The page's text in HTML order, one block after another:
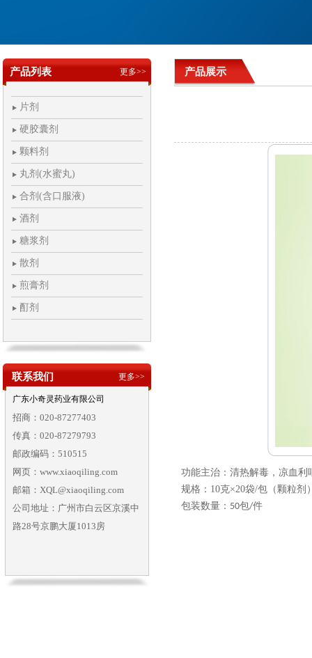
产品列表 更多>>
片剂
硬胶囊剂
颗料剂
丸剂(水蜜丸)
合剂(含口服液)
酒剂
糖浆剂
散剂
煎膏剂
酊剂
联系我们 更多>>
广东小奇灵药业有限公司
招商：020-87277403
传真：020-87279793
邮政编码：510515
网页：www.xiaoqiling.com
邮箱：XQL@xiaoqiling.com
公司地址：广州市白云区京溪中
路28号京鹏大厦1013房
产品展示
功能主治：清热解毒，凉血
规格： 10克×20袋/包（颗粒剂
包装数量： 50包/件